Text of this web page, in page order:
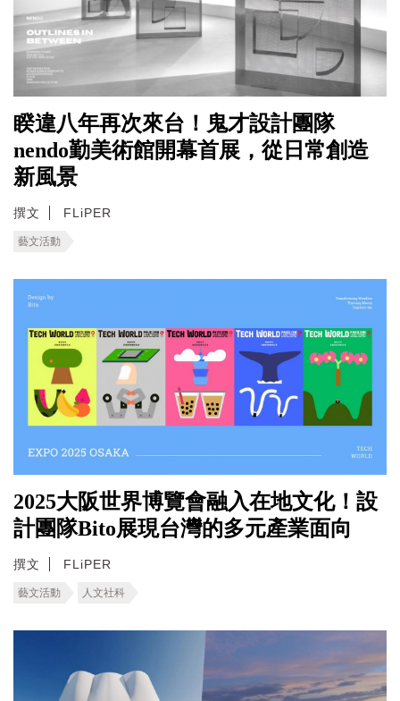
睽違八年再次來台！鬼才設計團隊
nendo勤美術館開幕首展，從日常創造
新風景
撰文 FLiPER
藝文活動
2025大阪世界博覽會融入在地文化！設
計團隊Bito展現台灣的多元產業面向
撰文 FLiPER
藝文活動 人文社科